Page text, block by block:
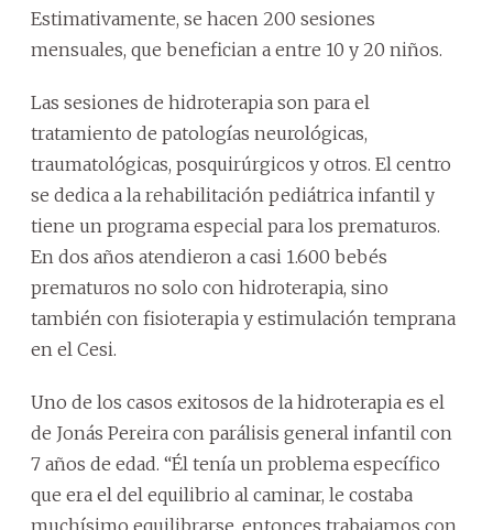
Estimativamente, se hacen 200 sesiones
mensuales, que benefician a entre 10 y 20 niños.
Las sesiones de hidroterapia son para el
tratamiento de patologías neurológicas,
traumatológicas, posquirúrgicos y otros. El centro
se dedica a la rehabilitación pediátrica infantil y
tiene un programa especial para los prematuros.
En dos años atendieron a casi 1.600 bebés
prematuros no solo con hidroterapia, sino
también con fisioterapia y estimulación temprana
en el Cesi.
Uno de los casos exitosos de la hidroterapia es el
de Jonás Pereira con parálisis general infantil con
7 años de edad. “Él tenía un problema específico
que era el del equilibrio al caminar, le costaba
muchísimo equilibrarse, entonces trabajamos con